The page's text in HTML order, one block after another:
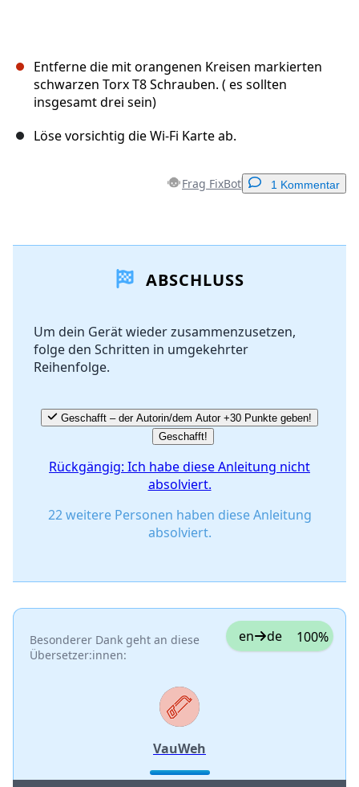
Entferne die mit orangenen Kreisen markierten
schwarzen Torx T8 Schrauben. ( es sollten
insgesamt drei sein)
Löse vorsichtig die Wi-Fi Karte ab.
Frag FixBot 1 Kommentar
Kommentar hinzufügen
Abbrechen
ABSCHLUSS
Um dein Gerät wieder zusammenzusetzen,
folge den Schritten in umgekehrter
Reihenfolge.
Geschafft – der Autorin/dem Autor +30 Punkte geben!
Geschafft!
Rückgängig: Ich habe diese Anleitung nicht
absolviert.
22 weitere Personen haben diese Anleitung
absolviert.
Besonderer Dank geht an diese
Übersetzer:innen:
en de 100%
VauWeh